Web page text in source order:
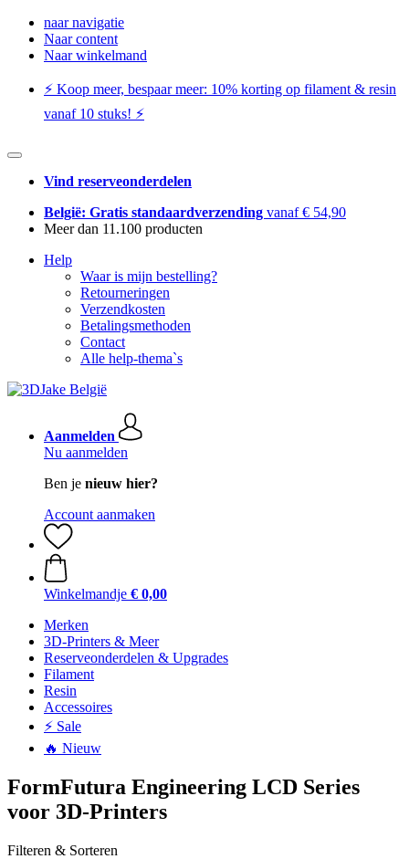
naar navigatie
Naar content
Naar winkelmand
⚡️ Koop meer, bespaar meer: ​​10% korting op filament & resin
vanaf 10 stuks! ⚡️
Vind reserveonderdelen
België: Gratis standaardverzending vanaf € 54,90
Meer dan 11.100 producten
Help
Waar is mijn bestelling?
Retourneringen
Verzendkosten
Betalingsmethoden
Contact
Alle help-thema`s
Aanmelden
Nu aanmelden
Ben je nieuw hier?
Account aanmaken
Winkelmandje € 0,00
Merken
3D-Printers & Meer
Reserveonderdelen & Upgrades
Filament
Resin
Accessoires
⚡ Sale
🔥 Nieuw
FormFutura Engineering LCD Series
voor 3D-Printers
Filteren & Sorteren